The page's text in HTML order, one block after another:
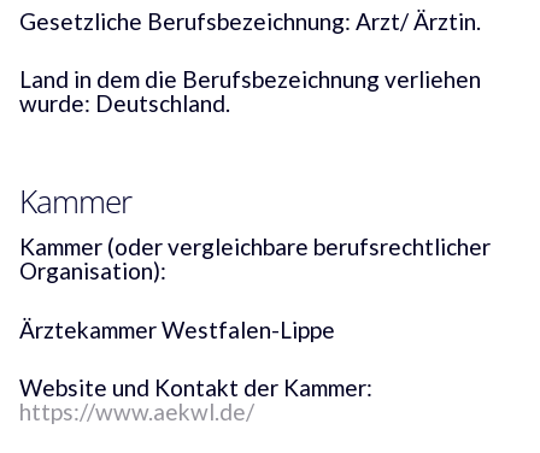
Gesetzliche Berufsbezeichnung: Arzt/ Ärztin.
Land in dem die Berufsbezeichnung verliehen
wurde: Deutschland.
Kammer
Kammer (oder vergleichbare berufsrechtlicher
Organisation):
Ärztekammer Westfalen-Lippe
Website und Kontakt der Kammer:
https://www.aekwl.de/